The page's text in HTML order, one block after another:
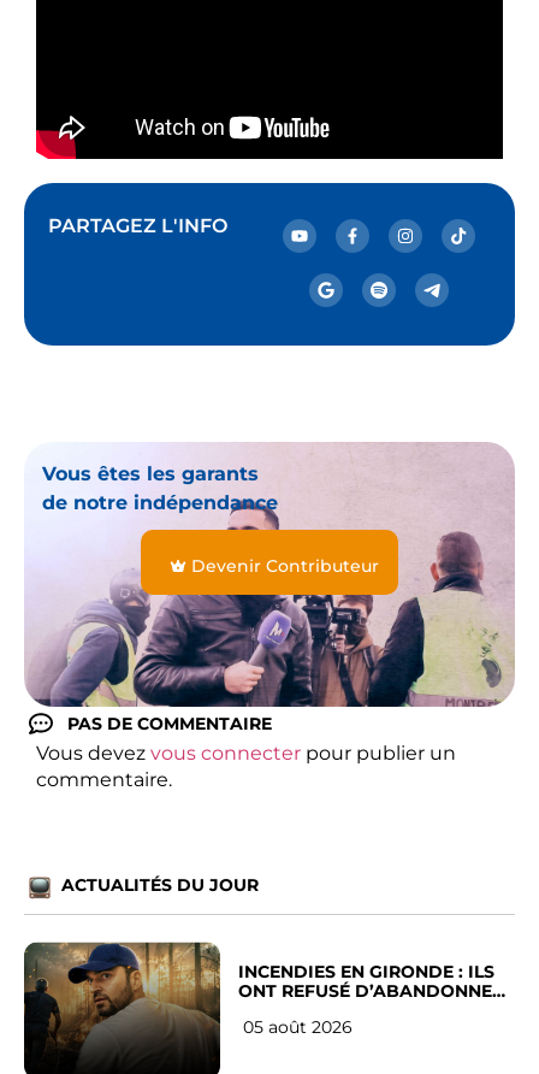
PARTAGEZ L'INFO
Vous êtes les garants
de notre indépendance
Devenir Contributeur
PAS DE COMMENTAIRE
Vous devez vous connecter pour publier un
commentaire.
ACTUALITÉS DU JOUR
INCENDIES EN GIRONDE : ILS
ONT REFUSÉ D’ABANDONNER
05 août 2026